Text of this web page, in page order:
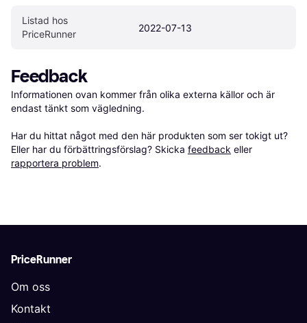
Listad hos
PriceRunner
2022-07-13
Feedback
Informationen ovan kommer från olika externa källor och är
endast tänkt som vägledning.
Har du hittat något med den här produkten som ser tokigt ut?
Eller har du förbättringsförslag? Skicka feedback eller
rapportera problem.
PriceRunner
Om oss
Kontakt